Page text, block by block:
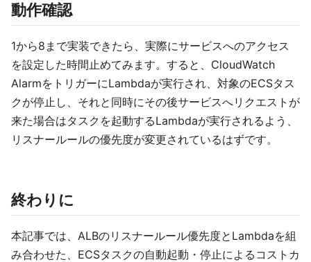
動作確認
1から8まで実装できたら、実際にサービスへのアクセス
を設定した時間止めてみます。すると、CloudWatch
AlarmをトリガーにLambdaが実行され、対象のECSタス
クが停止し、それと同時にその後サービスへリクエストが
来た場合はタスクを起動するLambdaが実行されるよう、
リスナールールの優先度が変更されているはずです。
終わりに
本記事では、ALBのリスナールール優先度とLambdaを組
み合わせた、ECSタスクの自動起動・停止によるコストカ